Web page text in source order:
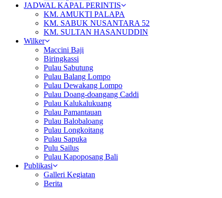
JADWAL KAPAL PERINTIS
KM. AMUKTI PALAPA
KM. SABUK NUSANTARA 52
KM. SULTAN HASANUDDIN
Wilker
Maccini Baji
Biringkassi
Pulau Sabutung
Pulau Balang Lompo
Pulau Dewakang Lompo
Pulau Doang-doangang Caddi
Pulau Kalukalukuang
Pulau Pamantauan
Pulau Balobaloang
Pulau Longkoitang
Pulau Sapuka
Pulu Sailus
Pulau Kapoposang Bali
Publikasi
Galleri Kegiatan
Berita